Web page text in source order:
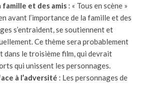
famille et des amis : « Tous en scène »
avant l’importance de la famille et des
s’entraident, se soutiennent et
Ce thème sera probablement
dans le troisième film, qui devrait
qui unissent les personnages.
à l’adversité : Les personnages de